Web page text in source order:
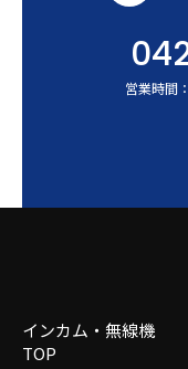
営業時間：
インカム・無線機
TOP